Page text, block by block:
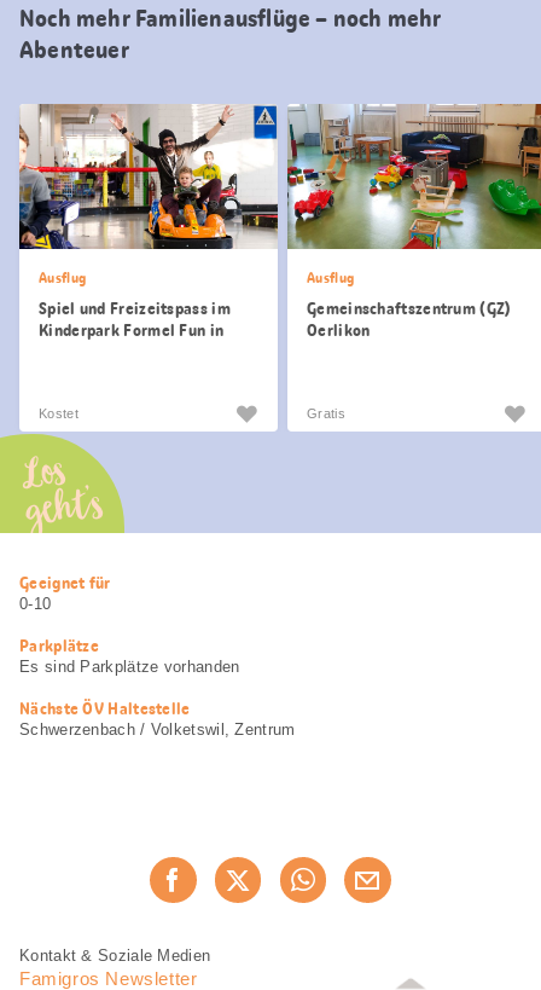
Noch mehr Familienausflüge – noch mehr
Abenteuer
Ausflug
Spiel und Freizeitspass im
Kinderpark Formel Fun in
Kostet
Ausflug
Gemeinschaftszentrum (GZ)
Oerlikon
Gratis
Los
geht’s
Nützliche
Informationen
Geeignet für
0-10
Parkplätze
Es sind Parkplätze vorhanden
Nächste ÖV Haltestelle
Schwerzenbach / Volketswil, Zentrum
Jetzt weiterempfehlen
Fusszeile
Fusszeile
Navigation
Kontakt & Soziale Medien
Famigros Newsletter